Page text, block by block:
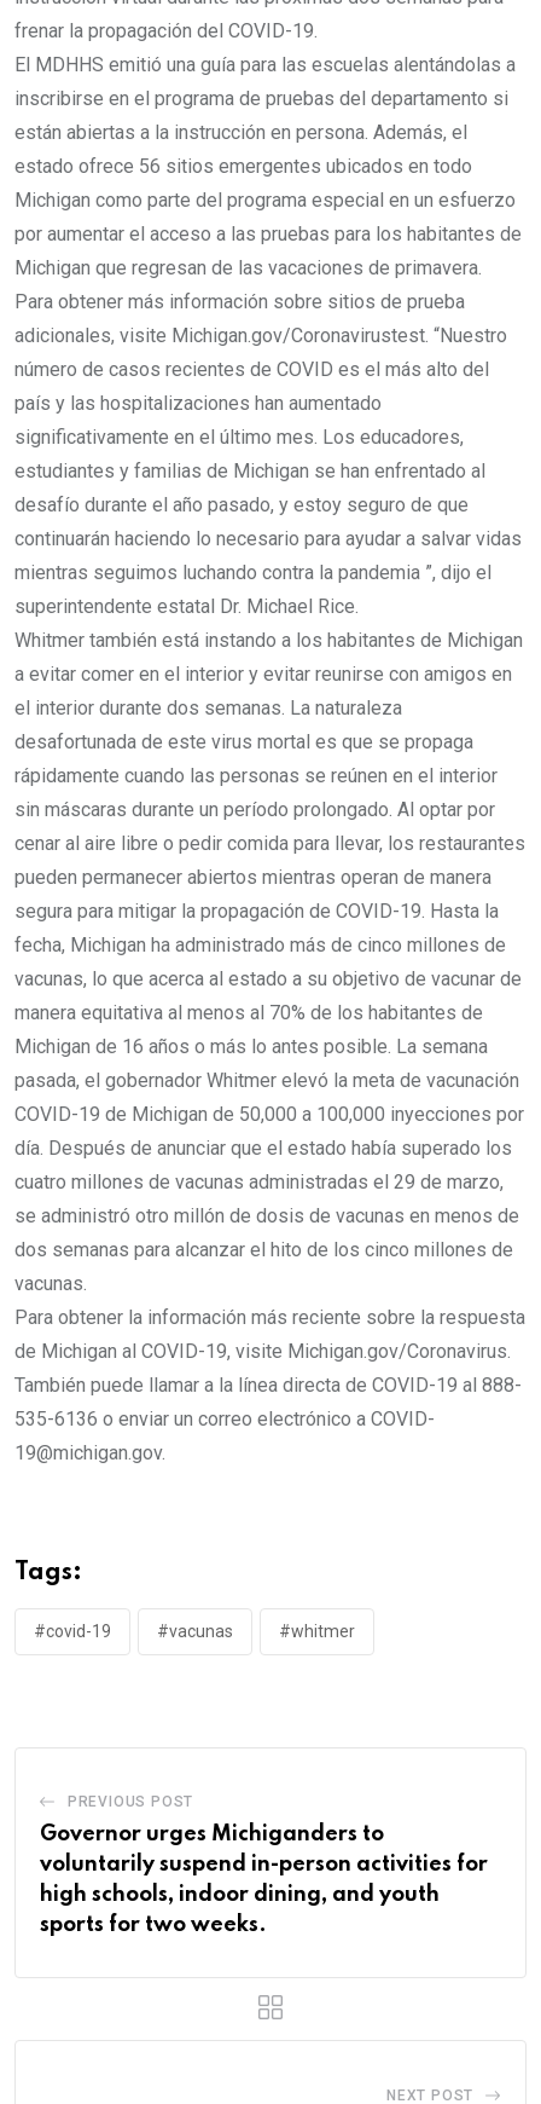
frenar la propagación del COVID-19.
El MDHHS emitió una guía para las escuelas alentándolas a
inscribirse en el programa de pruebas del departamento si
están abiertas a la instrucción en persona. Además, el
estado ofrece 56 sitios emergentes ubicados en todo
Michigan como parte del programa especial en un esfuerzo
por aumentar el acceso a las pruebas para los habitantes de
Michigan que regresan de las vacaciones de primavera.
Para obtener más información sobre sitios de prueba
adicionales, visite Michigan.gov/Coronavirustest. “Nuestro
número de casos recientes de COVID es el más alto del
país y las hospitalizaciones han aumentado
significativamente en el último mes. Los educadores,
estudiantes y familias de Michigan se han enfrentado al
desafío durante el año pasado, y estoy seguro de que
continuarán haciendo lo necesario para ayudar a salvar vidas
mientras seguimos luchando contra la pandemia ”, dijo el
superintendente estatal Dr. Michael Rice.
Whitmer también está instando a los habitantes de Michigan
a evitar comer en el interior y evitar reunirse con amigos en
el interior durante dos semanas. La naturaleza
desafortunada de este virus mortal es que se propaga
rápidamente cuando las personas se reúnen en el interior
sin máscaras durante un período prolongado. Al optar por
cenar al aire libre o pedir comida para llevar, los restaurantes
pueden permanecer abiertos mientras operan de manera
segura para mitigar la propagación de COVID-19. Hasta la
fecha, Michigan ha administrado más de cinco millones de
vacunas, lo que acerca al estado a su objetivo de vacunar de
manera equitativa al menos al 70% de los habitantes de
Michigan de 16 años o más lo antes posible. La semana
pasada, el gobernador Whitmer elevó la meta de vacunación
COVID-19 de Michigan de 50,000 a 100,000 inyecciones por
día. Después de anunciar que el estado había superado los
cuatro millones de vacunas administradas el 29 de marzo,
se administró otro millón de dosis de vacunas en menos de
dos semanas para alcanzar el hito de los cinco millones de
vacunas.
Para obtener la información más reciente sobre la respuesta
de Michigan al COVID-19, visite Michigan.gov/Coronavirus.
También puede llamar a la línea directa de COVID-19 al 888-
535-6136 o enviar un correo electrónico a COVID-
19@michigan.gov.
Tags:
#covid-19 #vacunas #whitmer
PREVIOUS POST
Governor urges Michiganders to
voluntarily suspend in-person activities for
high schools, indoor dining, and youth
sports for two weeks.
NEXT POST